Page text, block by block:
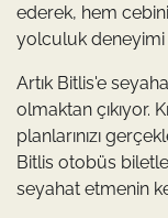
ederek, hem
yolculuk deneyimi
Artık Bitlis'e
olmaktan çıkıyor.
planlarınızı
Bitlis otobüs
seyahat etmenin